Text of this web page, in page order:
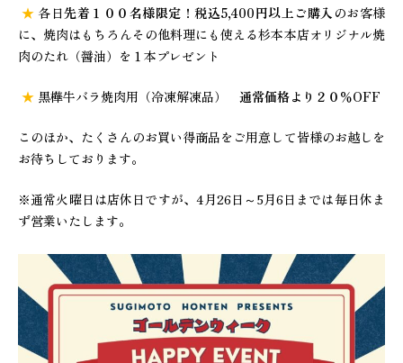
★ 各日先着１００名様限定 ！税込5,400円以上ご購入 のお客様
に、焼肉はもちろんその他料理にも使える杉本本店オリジナル焼
肉のたれ（醤油）を１本プレゼント
★ 黒樺牛バラ焼肉用（冷凍解凍品） 通常価格より２０％OFF
このほか、たくさんのお買い得商品をご用意して皆様のお越しを
お待ちしております。
※通常火曜日は店休日ですが、4月26日～5月6日までは毎日休ま
ず営業いたします。